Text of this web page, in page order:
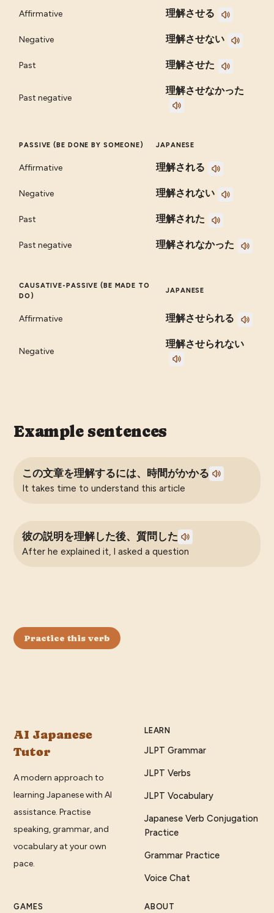
Affirmative 理解させる
Negative 理解させない
Past 理解させた
Past negative
理解させなかった
PASSIVE (BE DONE BY SOMEONE) JAPANESE
Affirmative 理解される
Negative 理解されない
Past 理解された
Past negative 理解されなかった
CAUSATIVE-PASSIVE (BE MADE TO
DO)
JAPANESE
Affirmative 理解させられる
Negative
理解させられない
Example sentences
この文章を理解するには、時間がかかる
It takes time to understand this article
彼の説明を理解した後、質問した
After he explained it, I asked a question
Practice this verb
AI Japanese
Tutor
A modern approach to
learning Japanese with AI
assistance. Practise
speaking, grammar, and
vocabulary at your own
pace.
LEARN
JLPT Grammar
JLPT Verbs
JLPT Vocabulary
Japanese Verb Conjugation
Practice
Grammar Practice
Voice Chat
GAMES ABOUT